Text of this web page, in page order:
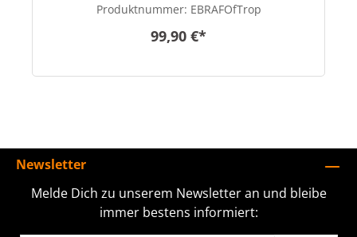
Produktnummer: EBRAFOfTrop
99,90 €*
Newsletter
Melde Dich zu unserem Newsletter an und bleibe
immer bestens informiert: